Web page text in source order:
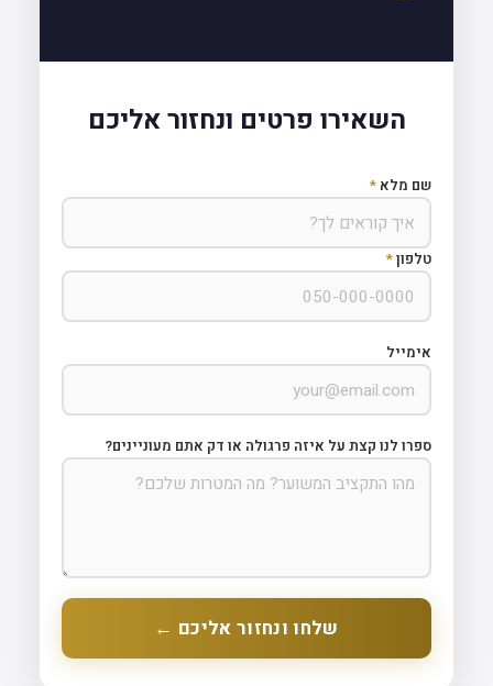
השאירו פרטים ונחזור אליכם
שם מלא *
טלפון*
אימייל
ספרו לנו קצת על איזה פרגולה או דק אתם מעוניינים?
שלחו ונחזור אליכם ←